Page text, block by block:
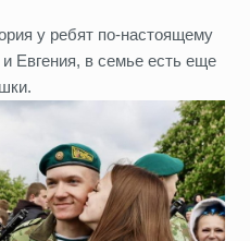
у ребят по-настоящему
Евгения, в семье есть еще